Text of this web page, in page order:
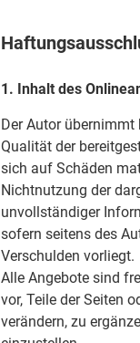
1. Inhalt des
Der Autor
Qualität der
sich auf Schäden
Nichtnutzung der
unvollständiger
sofern seitens des
Verschulden vorliegt.
Alle Angebote sind
vor, Teile der Seiten
verändern, zu